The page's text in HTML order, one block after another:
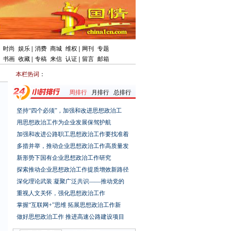
时尚 娱乐 消费 商城 维权 网刊
专题
书画 收藏 专稿 来信 认证 留言 邮箱
本栏热词 ：
总排行
月排行
周排行
坚持“四个必须”，加强和改进思想政治工
用思想政治工作为企业发展保驾护航
加强和改进公路职工思想政治工作要找准着
多措并举，推动企业思想政治工作高质量发
新形势下国有企业思想政治工作研究
探索推动企业思想政治工作提质增效新路径
深化理论武装凝聚广泛共识——推动党的
重视人文关怀，强化思想政治工作
掌握“互联网+”思维拓展思想政治工作新
做好思想政治工作推进高速公路建设项目